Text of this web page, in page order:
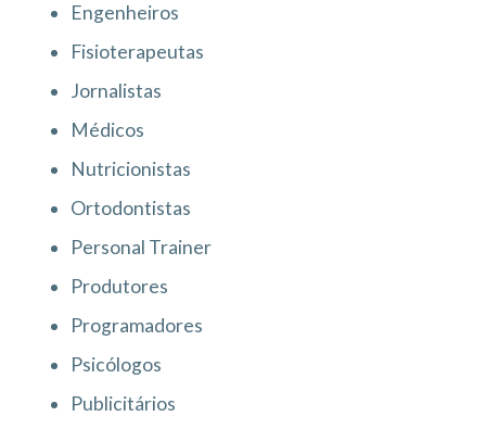
Engenheiros
Fisioterapeutas
Jornalistas
Médicos
Nutricionistas
Ortodontistas
Personal Trainer
Produtores
Programadores
Psicólogos
Publicitários